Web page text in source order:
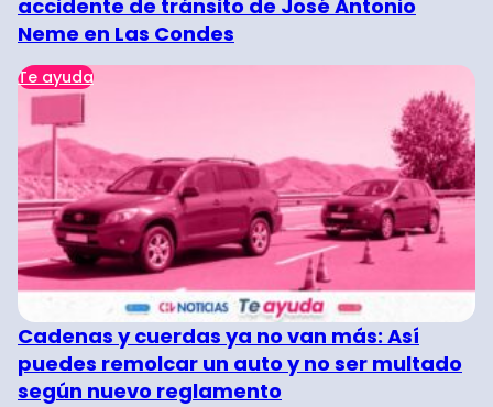
accidente de tránsito de José Antonio
Neme en Las Condes
Te ayuda
Cadenas y cuerdas ya no van más: Así
puedes remolcar un auto y no ser multado
según nuevo reglamento